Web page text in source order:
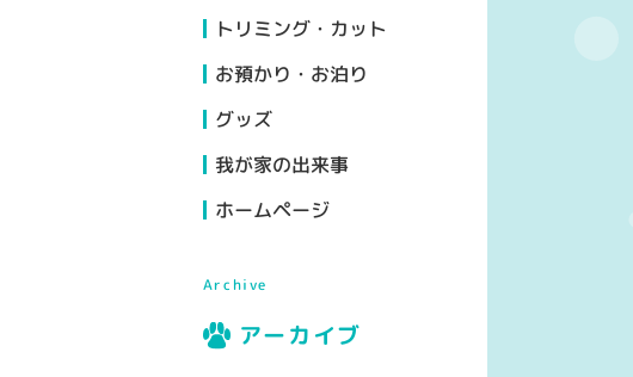
トリミング・カット
お預かり・お泊り
グッズ
我が家の出来事
ホームページ
Archive
アーカイブ